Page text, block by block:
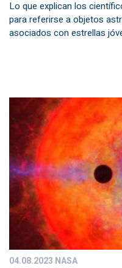
Lo que explican los
para referirse a objetos
asociados con estrellas
04.08.2023 NASA